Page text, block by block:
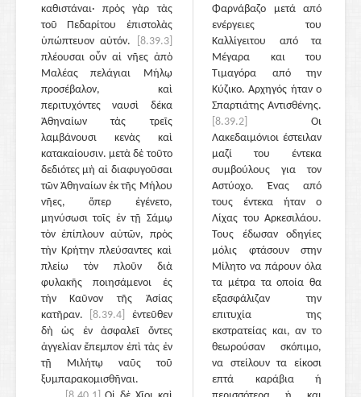
καθιστάναι· πρὸς γὰρ τὰς
τοῦ Πεδαρίτου ἐπιστολὰς
ὑπώπτευον αὐτόν.
[8.39.3]
πλέουσαι οὖν αἱ νῆες ἀπὸ
Μαλέας πελάγιαι Μήλῳ
προσέβαλον, καὶ
περιτυχόντες ναυσὶ δέκα
Ἀθηναίων τὰς τρεῖς
λαμβάνουσι κενὰς καὶ
κατακαίουσιν. μετὰ δὲ τοῦτο
δεδιότες μὴ αἱ διαφυγοῦσαι
τῶν Ἀθηναίων ἐκ τῆς Μήλου
νῆες, ὅπερ ἐγένετο,
μηνύσωσι τοῖς ἐν τῇ Σάμῳ
τὸν ἐπίπλουν αὐτῶν, πρὸς
τὴν Κρήτην πλεύσαντες καὶ
πλείω τὸν πλοῦν διὰ
φυλακῆς ποιησάμενοι ἐς
τὴν Καῦνον τῆς Ἀσίας
κατῆραν.
[8.39.4]
ἐντεῦθεν
δὴ ὡς ἐν ἀσφαλεῖ ὄντες
ἀγγελίαν ἔπεμπον ἐπὶ τὰς ἐν
τῇ Μιλήτῳ ναῦς τοῦ
ξυμπαρακομισθῆναι.
Φαρνάβαζο μετά από
ενέργειες του
Καλλίγειτου από τα
Μέγαρα και του
Τιμαγόρα από την
Κύζικο. Αρχηγός ήταν ο
Σπαρτιάτης Αντισθένης.
[8.39.2]
Οι
Λακεδαιμόνιοι έστειλαν
μαζί του έντεκα
συμβούλους για τον
Αστύοχο. Ένας από
τους έντεκα ήταν ο
Λίχας του Αρκεσιλάου.
Τους έδωσαν οδηγίες
μόλις φτάσουν στην
Μίλητο να πάρουν όλα
τα μέτρα τα οποία θα
εξασφάλιζαν την
επιτυχία της
εκστρατείας και, αν το
θεωρούσαν σκόπιμο,
να στείλουν τα είκοσι
επτά καράβια ή